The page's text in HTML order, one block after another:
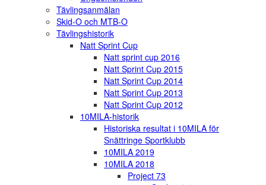
Tävlingsanmälan
Skid-O och MTB-O
Tävlingshistorik
Natt Sprint Cup
Natt sprint cup 2016
Natt Sprint Cup 2015
Natt Sprint Cup 2014
Natt Sprint Cup 2013
Natt Sprint Cup 2012
10MILA-historik
Historiska resultat i 10MILA för
Snättringe Sportklubb
10MILA 2019
10MILA 2018
Project 73